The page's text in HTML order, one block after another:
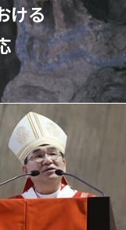
ける